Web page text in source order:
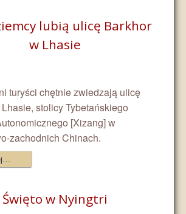
lubią ulicę Barkhor
w Lhasie
turyści chętnie zwiedzają ulicę
stolicy Tybetańskiego
[Xizang] w
zachodnich Chinach.
Święto w Nyingtri